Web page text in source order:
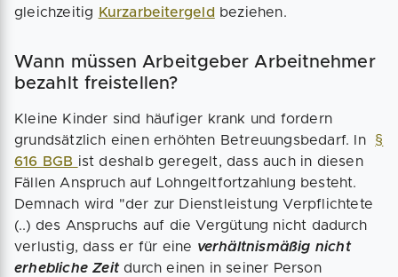
gleichzeitig
Kurzarbeitergeld beziehen.
Wann müssen Arbeitgeber Arbeitnehmer
bezahlt freistellen?
Kleine Kinder sind häufiger krank und fordern
grundsätzlich einen erhöhten Betreuungsbedarf. In §
616 BGB ist deshalb geregelt, dass auch in diesen
Fällen Anspruch auf Lohngeltfortzahlung besteht.
Demnach wird "der zur Dienstleistung Verpflichtete
(..) des Anspruchs auf die Vergütung nicht dadurch
verlustig, dass er für eine verhältnismäßig nicht
erhebliche Zeit durch einen in seiner Person